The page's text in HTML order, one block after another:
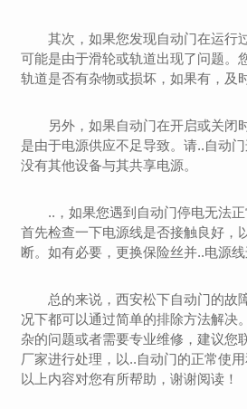
其次，如果您发现自动门在运行
可能是由于滑轮或轨道出现了问题。
轨道是否有杂物或损坏，如果有，及
另外，如果自动门在开启或关闭
是由于电源供应不足导致。请..自动
没有其他设备与其共享电源。
..，如果您遇到自动门停电无法
首先检查一下电源线是否接触良好，
断。如有必要，更换保险丝并..电源线
总的来说，西安松下自动门的故
况下都可以通过简单的排除方法解决
杂的问题或者需要专业维修，建议您
厂家进行处理，以..自动门的正常使
以上内容对您有所帮助，谢谢阅读！